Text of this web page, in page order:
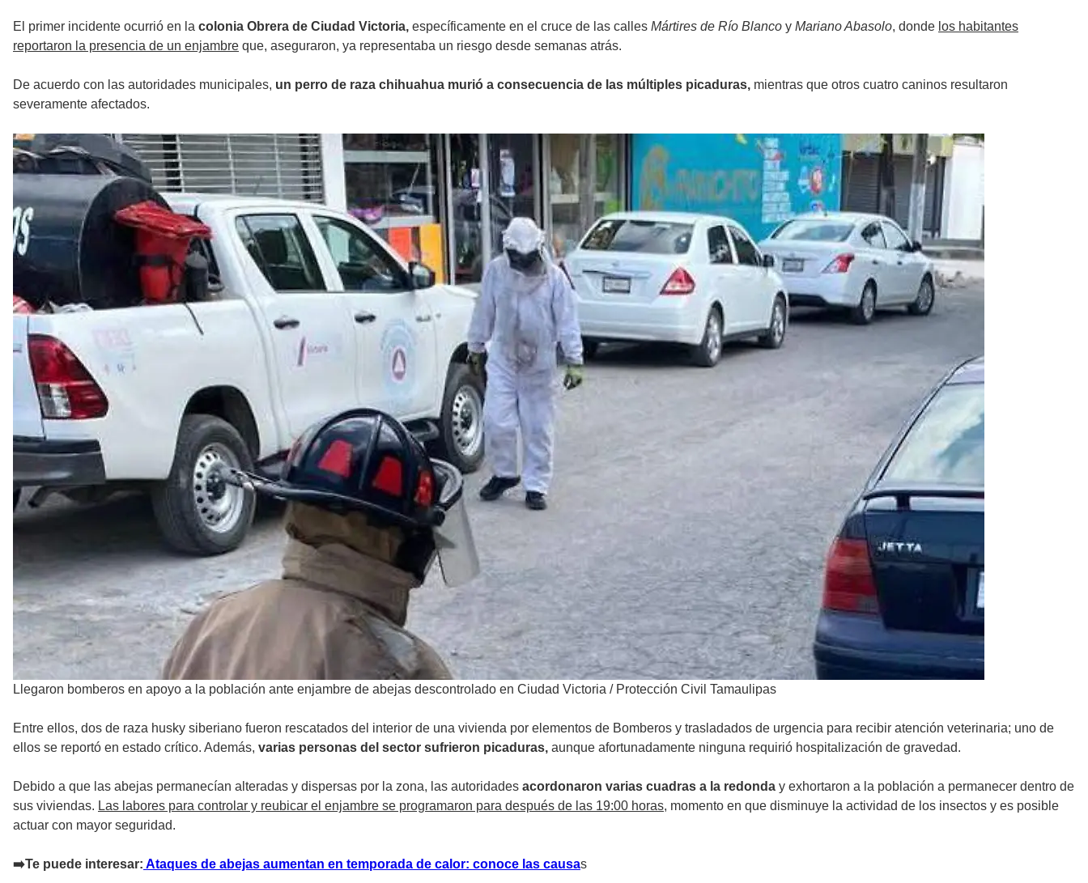
El primer incidente ocurrió en la colonia Obrera de Ciudad Victoria, específicamente en el cruce de las calles Mártires de Río Blanco y Mariano Abasolo, donde los habitantes
reportaron la presencia de un enjambre que, aseguraron, ya representaba un riesgo desde semanas atrás.
De acuerdo con las autoridades municipales, un perro de raza chihuahua murió a consecuencia de las múltiples picaduras, mientras que otros cuatro caninos resultaron
severamente afectados.
Llegaron bomberos en apoyo a la población ante enjambre de abejas descontrolado en Ciudad Victoria / Protección Civil Tamaulipas
Entre ellos, dos de raza husky siberiano fueron rescatados del interior de una vivienda por elementos de Bomberos y trasladados de urgencia para recibir atención veterinaria; uno de
ellos se reportó en estado crítico. Además, varias personas del sector sufrieron picaduras, aunque afortunadamente ninguna requirió hospitalización de gravedad.
Debido a que las abejas permanecían alteradas y dispersas por la zona, las autoridades acordonaron varias cuadras a la redonda y exhortaron a la población a permanecer dentro de
sus viviendas. Las labores para controlar y reubicar el enjambre se programaron para después de las 19:00 horas, momento en que disminuye la actividad de los insectos y es posible
actuar con mayor seguridad.
➡️Te puede interesar: Ataques de abejas aumentan en temporada de calor: conoce las causas